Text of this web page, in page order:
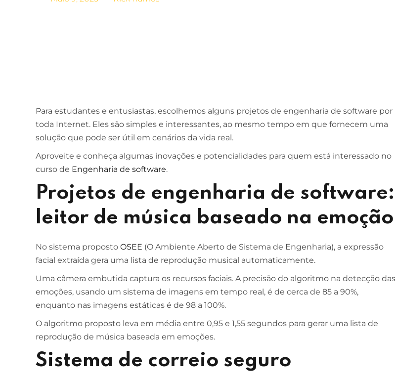
Para estudantes e entusiastas, escolhemos alguns projetos de engenharia de software por
toda Internet. Eles são simples e interessantes, ao mesmo tempo em que fornecem uma
solução que pode ser útil em cenários da vida real.
Aproveite e conheça algumas inovações e potencialidades para quem está interessado no
curso de Engenharia de software.
Projetos de engenharia de software:
leitor de música baseado na emoção
No sistema proposto OSEE (O Ambiente Aberto de Sistema de Engenharia), a expressão
facial extraída gera uma lista de reprodução musical automaticamente.
Uma câmera embutida captura os recursos faciais. A precisão do algoritmo na detecção das
emoções, usando um sistema de imagens em tempo real, é de cerca de 85 a 90%,
enquanto nas imagens estáticas é de 98 a 100%.
O algoritmo proposto leva em média entre 0,95 e 1,55 segundos para gerar uma lista de
reprodução de música baseada em emoções.
Sistema de correio seguro